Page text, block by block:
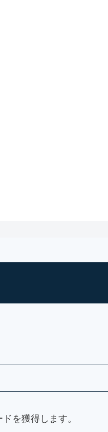
を獲得します。